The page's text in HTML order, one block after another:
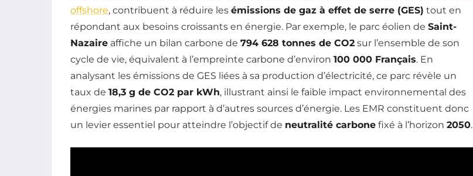
offshore, contribuent à réduire les émissions de gaz à effet de serre (GES) tout en
répondant aux besoins croissants en énergie. Par exemple, le parc éolien de Saint-
Nazaire affiche un bilan carbone de 794 628 tonnes de CO2 sur l’ensemble de son
cycle de vie, équivalent à l’empreinte carbone d’environ 100 000 Français. En
analysant les émissions de GES liées à sa production d’électricité, ce parc révèle un
taux de 18,3 g de CO2 par kWh, illustrant ainsi le faible impact environnemental des
énergies marines par rapport à d’autres sources d’énergie. Les EMR constituent donc
un levier essentiel pour atteindre l’objectif de neutralité carbone fixé à l’horizon 2050.